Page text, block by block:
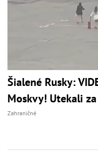
Šialené Rusky:
Moskvy! Utekali
Zahraničné